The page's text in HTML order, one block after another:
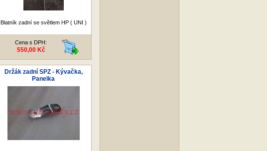
Blatník zadní se světlem HP ( UNI )
Cena s DPH:
550,00 Kč
Držák zadní SPZ - Kývačka,
Panelka